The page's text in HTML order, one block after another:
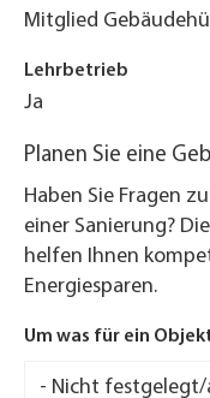
Mitglied
Lehrbetrieb
Ja
Planen Sie eine
Haben Sie Fragen
einer Sanierung? Die
helfen Ihnen
Energiesparen.
Um was für ein